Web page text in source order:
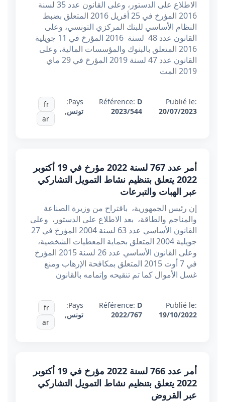
الاطلاع على الدستور، وعلى القانون عدد 35 لسنة
2016 المؤرخ في 25 أفريل 2016 المتعلق بضبط
النظام الأساسي للبنك المركزي التونسي، وعلى
القانون عدد 48 لسنة 2016 المؤرخ في 11 جويلية
2016 المتعلق بالبنوك والمؤسسات المالية، وعلى
القانون عدد 47 لسنة 2019 المؤرخ في 29 ماي
2019 المت
Publié le:
20/07/2023
Référence: D
2023/544
Pays:
تونس,
fr
ar
أمر عدد 767 لسنة 2022 مؤرخ في 19 أكتوبر
2022 يتعلق بتنظيم نشاط التمويل التشاركي
عبر الهبات والتبرعات
إن رئيس الجمهورية، باقتراح من وزيرة الصناعة
والمناجم والطاقة، بعد الاطلاع على الدستور، وعلى
القانون الأساسي عدد 63 لسنة 2004 المؤرخ في 27
جويلية 2004 المتعلق بحماية المعطيات الشخصية،
وعلى القانون الأساسي عدد 26 لسنة 2015 المؤرخ
في 7 أوت 2015 المتعلق بمكافحة الإرهاب ومنع
غسل الأموال كما تم تنقيحه وإتمامه بالقانون
Publié le:
19/10/2022
Référence: D
2022/767
Pays:
تونس,
fr
ar
أمر عدد 766 لسنة 2022 مؤرخ في 19 أكتوبر
2022 يتعلق بتنظيم نشاط التمويل التشاركي
عبر القروض